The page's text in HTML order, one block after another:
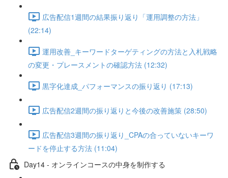
広告配信1週間の結果振り返り「運用調整の方法」
(22:14)
運用改善_キーワードターゲティングの方法と入札戦略
の変更・プレースメントの確認方法 (12:32)
黒字化達成_パフォーマンスの振り返り (17:13)
広告配信2週間の振り返りと今後の改善施策 (28:50)
広告配信3週間の振り返り_CPAの合っていないキーワ
ードを停止する方法 (11:04)
Day14 - オンラインコースの中身を制作する